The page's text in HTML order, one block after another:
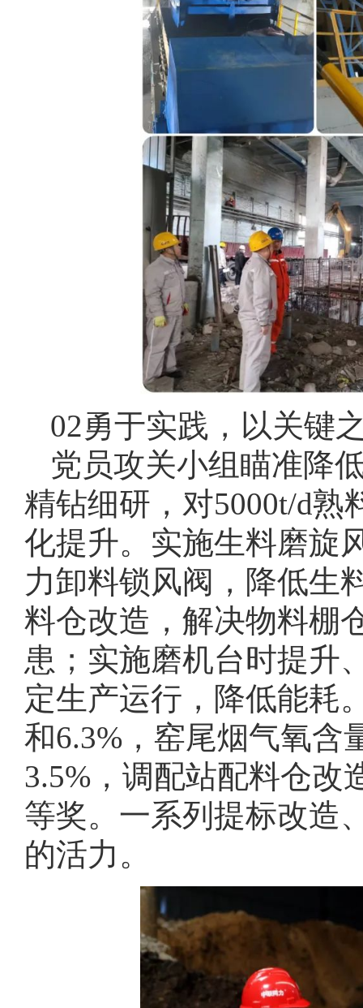
02勇于实践，以关键
党员攻关小组瞄准降
精钻细研，对5000t/d熟
化提升。实施生料磨旋
力卸料锁风阀，降低生
料仓改造，解决物料棚
患；实施磨机台时提升
定生产运行，降低能耗
和6.3%，窑尾烟气氧含
3.5%，调配站配料仓改
等奖。一系列提标改造
的活力。